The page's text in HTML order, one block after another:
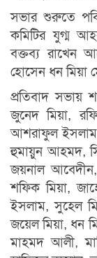
সভার শুরুতে
কমিটির যুগ্ম
বক্তব্য রাখেন
হোসেন ধন মিয়া
প্রতিবাদ
জুনেদ মিয়া,
আশরাফুল
হুমায়ুন আহমদ,
জয়নাল
শফিক মিয়া,
ইসলাম, সুহেল
জয়েল মিয়া, ধন
মাহমদ আলী,